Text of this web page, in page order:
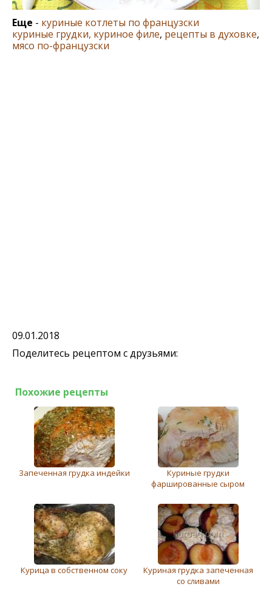
Еще - куриные котлеты по французски
куриные грудки, куриное филе, рецепты в духовке,
мясо по-французски
09.01.2018
Поделитесь рецептом с друзьями:
Похожие рецепты
Запеченная грудка индейки
Куриные грудки
фаршированные сыром
Курица в собственном соку
Куриная грудка запеченная
со сливами